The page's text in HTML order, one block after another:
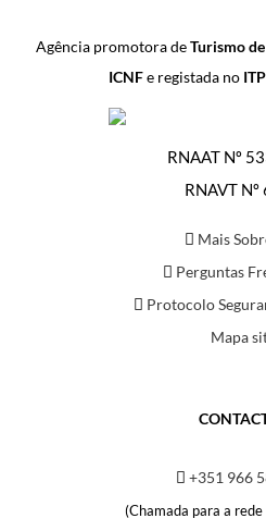
Agência promotora deTurismo
ICNFe registada no ITP
RNAAT Nº
RNAVT Nº
Mais
Perguntas
Protocolo
Mapa
+351 966
(Chamada para a